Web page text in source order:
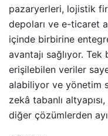
pazaryerleri, lojistik
depoları ve e-ticaret
içinde birbirine
avantajı sağlıyor.
erişilebilen veriler
alabiliyor ve yönetim
zekâ tabanlı
diğer çözümlerden